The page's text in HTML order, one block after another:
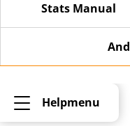
Stats Manual
Helpmenu